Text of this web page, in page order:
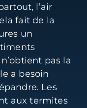
l’air
fait de la
un
pas la
a besoin
Les
aux termites